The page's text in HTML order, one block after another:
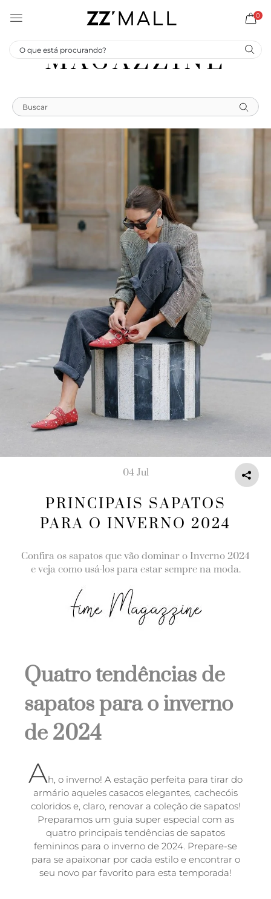
0
MAGAZZINE
PRINCIPAIS SAPATOS
PARA O INVERNO 2024
04 Jul
Confira os sapatos que vão dominar o Inverno 2024
e veja como usá-los para estar sempre na moda.
Quatro tendências de
sapatos para o inverno
de 2024
Ah, o inverno! A estação perfeita para tirar do
armário aqueles casacos elegantes, cachecóis
coloridos e, claro, renovar a coleção de sapatos!
Preparamos um guia super especial com as
quatro principais tendências de sapatos
femininos para o inverno de 2024. Prepare-se
para se apaixonar por cada estilo e encontrar o
seu novo par favorito para esta temporada!